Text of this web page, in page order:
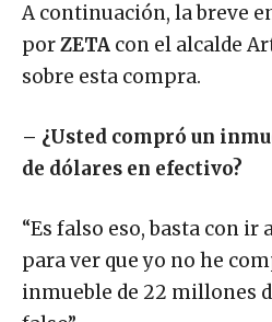
A continuación, la breve
porZETA con el alcalde
sobre esta compra.
– ¿Usted compró un
de dólares en efectivo?
“Es falso eso, basta con ir
para ver que yo no he
inmueble de 22 millones